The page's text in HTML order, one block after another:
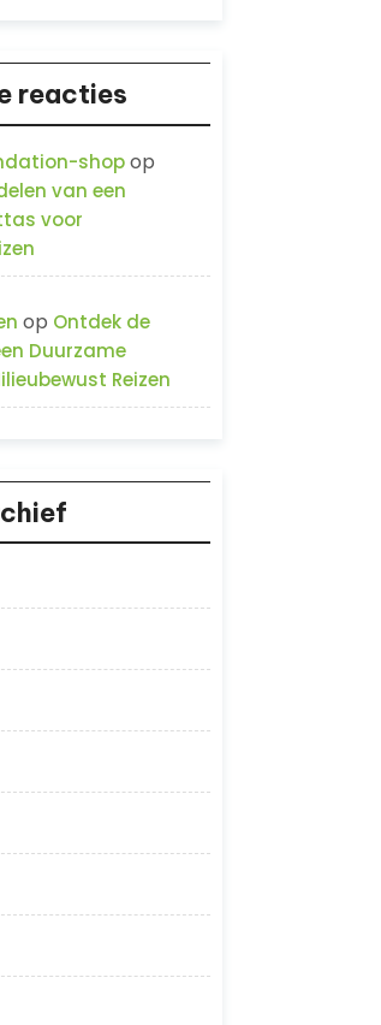
reacties
shopop
van een
voor
op Ontdek de
Duurzame
Reizen